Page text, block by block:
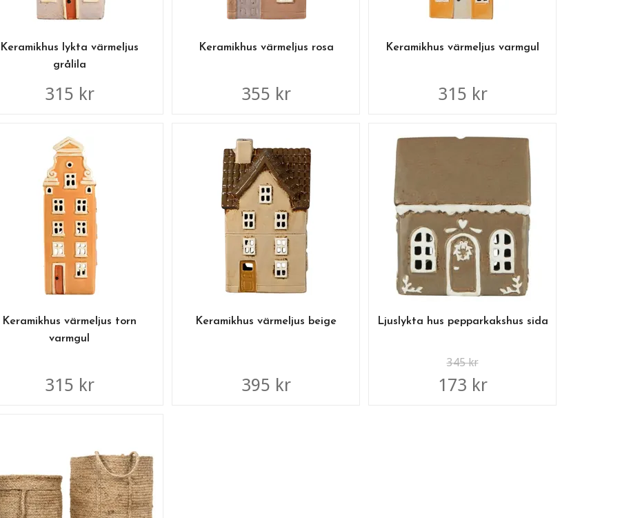
Keramikhus lykta värmeljus
grålila
315 kr
Keramikhus värmeljus rosa
355 kr
Keramikhus värmeljus varmgul
315 kr
Keramikhus värmeljus torn
varmgul
315 kr
Keramikhus värmeljus beige
395 kr
Ljuslykta hus pepparkakshus sida
345 kr
173 kr